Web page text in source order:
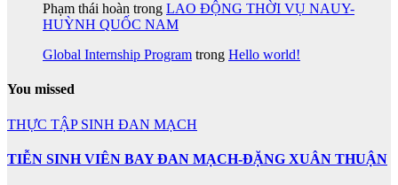
Phạm thái hoàn trong LAO ĐỘNG THỜI VỤ NAUY-
HUỲNH QUỐC NAM
Global Internship Program trong Hello world!
You missed
THỰC TẬP SINH ĐAN MẠCH
TIỄN SINH VIÊN BAY ĐAN MẠCH-ĐẶNG XUÂN THUẬN